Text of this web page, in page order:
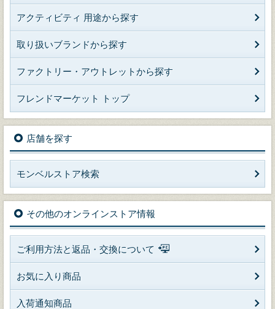
アクティビティ 用途から探す
取り扱いブランドから探す
ファクトリー・アウトレットから探す
フレンドマーケット トップ
店舗を探す
モンベルストア検索
その他のオンラインストア情報
ご利用方法と返品・交換について
お気に入り商品
入荷通知商品